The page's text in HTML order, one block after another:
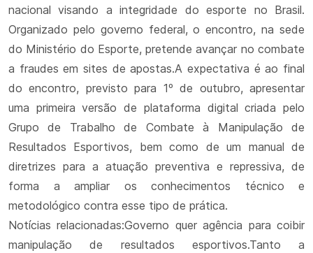
nacional visando a integridade do esporte no Brasil.
Organizado pelo governo federal, o encontro, na sede
do Ministério do Esporte, pretende avançar no combate
a fraudes em sites de apostas.A expectativa é ao final
do encontro, previsto para 1º de outubro, apresentar
uma primeira versão de plataforma digital criada pelo
Grupo de Trabalho de Combate à Manipulação de
Resultados Esportivos, bem como de um manual de
diretrizes para a atuação preventiva e repressiva, de
forma a ampliar os conhecimentos técnico e
metodológico contra esse tipo de prática.
Notícias relacionadas:Governo quer agência para coibir
manipulação de resultados esportivos.Tanto a